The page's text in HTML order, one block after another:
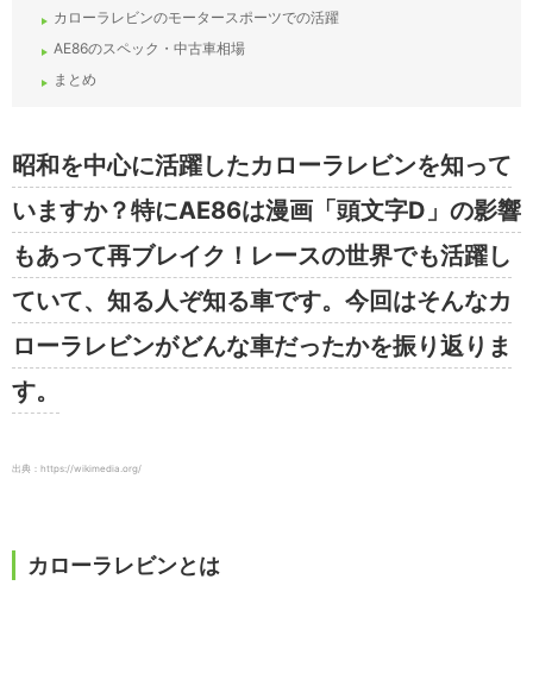
カローラレビンのモータースポーツでの活躍
AE86のスペック・中古車相場
まとめ
昭和を中心に活躍したカローラレビンを知って
いますか？特にAE86は漫画「頭文字D」の影響
もあって再ブレイク！レースの世界でも活躍し
ていて、知る人ぞ知る車です。今回はそんなカ
ローラレビンがどんな車だったかを振り返りま
す。
出典：https://wikimedia.org/
カローラレビンとは